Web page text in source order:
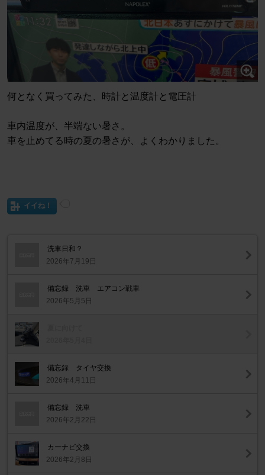
何となく買ってみた、時計と温度計と電圧計
車内温度が、半端ない暑さ。
車を止めてる時の夏の暑さが、よくわかりました。
イイね！
洗車日和？
2026年7月19日
備忘録 洗車 エアコン戦車
2026年5月5日
備忘録 タイヤ交換
2026年4月11日
備忘録 洗車
2026年2月22日
カーナビ交換
2026年2月8日